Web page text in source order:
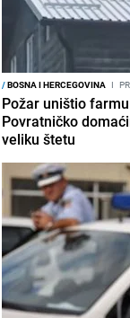
/BOSNA I HERCEGOVINA I
Požar uništio
Povratničko
veliku štetu